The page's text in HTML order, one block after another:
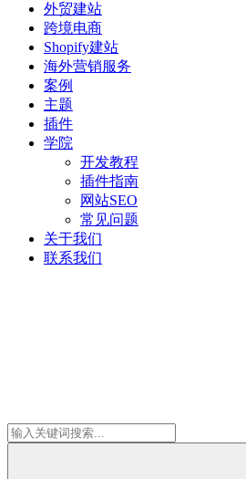
外贸建站
跨境电商
Shopify建站
海外营销服务
案例
主题
插件
学院
开发教程
插件指南
网站SEO
常见问题
关于我们
联系我们